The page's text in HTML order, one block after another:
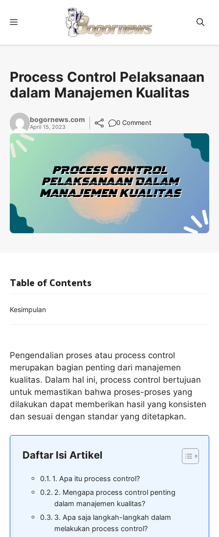
Menu
Process Control Pelaksanaan
dalam Manajemen Kualitas
bogornews.com
April 15, 2023
0 Comment
Pengendalian proses atau process control
merupakan bagian penting dari manajemen
kualitas. Dalam hal ini, process control bertujuan
untuk memastikan bahwa proses-proses yang
dilakukan dapat memberikan hasil yang konsisten
dan sesuai dengan standar yang ditetapkan.
Daftar Isi Artikel
1. Apa itu process control?
2. Mengapa process control penting
dalam manajemen kualitas?
3. Apa saja langkah-langkah dalam
melakukan process control?
Table of Contents
Kesimpulan